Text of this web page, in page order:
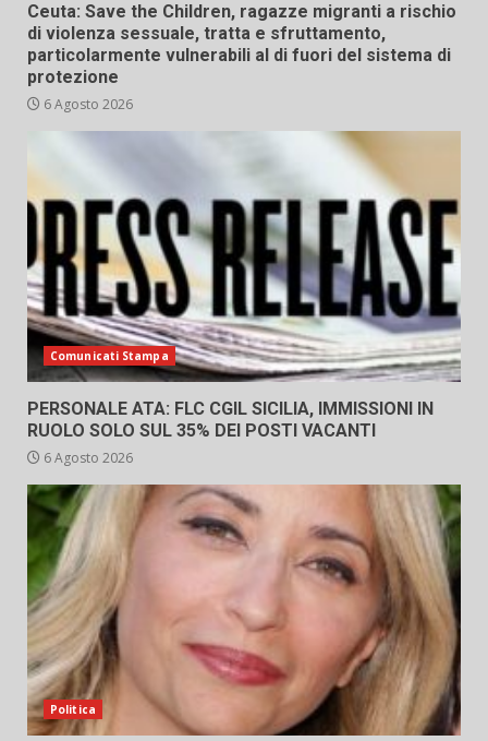
Ceuta: Save the Children, ragazze migranti a rischio
di violenza sessuale, tratta e sfruttamento,
particolarmente vulnerabili al di fuori del sistema di
protezione
6 Agosto 2026
Comunicati Stampa
PERSONALE ATA: FLC CGIL SICILIA, IMMISSIONI IN
RUOLO SOLO SUL 35% DEI POSTI VACANTI
6 Agosto 2026
Politica